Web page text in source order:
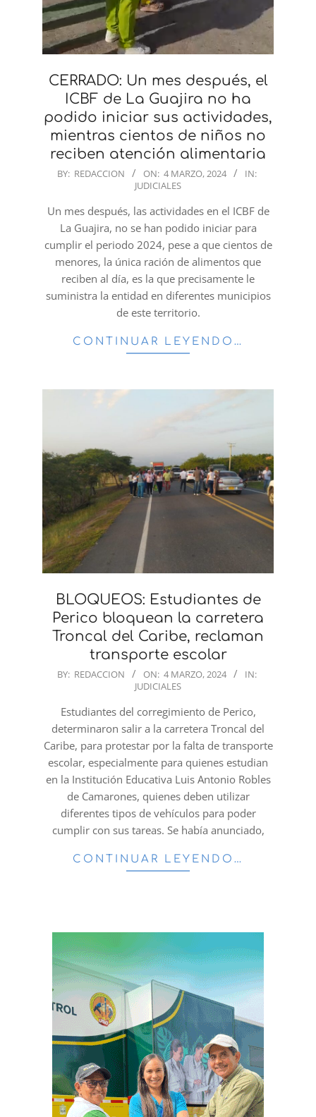
CERRADO: Un mes después, el
ICBF de La Guajira no ha
podido iniciar sus actividades,
mientras cientos de niños no
reciben atención alimentaria
2024-
04
BY: REDACCION ON: 4 MARZO, 2024
IN:
JUDICIALES
Un mes después, las actividades en el ICBF de
La Guajira, no se han podido iniciar para
cumplir el periodo 2024, pese a que cientos de
menores, la única ración de alimentos que
reciben al día, es la que precisamente le
suministra la entidad en diferentes municipios
de este territorio.
CONTINUAR LEYENDO…
BLOQUEOS: Estudiantes de
Perico bloquean la carretera
Troncal del Caribe, reclaman
transporte escolar
2024-
BY: REDACCION ON: 4 MARZO, 2024
IN:
JUDICIALES
Estudiantes del corregimiento de Perico,
determinaron salir a la carretera Troncal del
Caribe, para protestar por la falta de transporte
escolar, especialmente para quienes estudian
en la Institución Educativa Luis Antonio Robles
de Camarones, quienes deben utilizar
diferentes tipos de vehículos para poder
cumplir con sus tareas. Se había anunciado,
CONTINUAR LEYENDO…